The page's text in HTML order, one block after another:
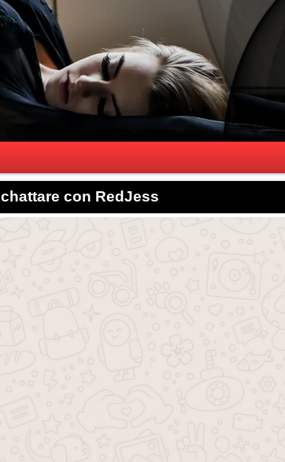
chattare con RedJess